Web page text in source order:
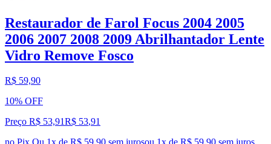
Restaurador de Farol Focus 2004 2005
2006 2007 2008 2009 Abrilhantador Lente
Vidro Remove Fosco
R$ 59,90
10% OFF
Preço R$ 53,91R$ 53,91